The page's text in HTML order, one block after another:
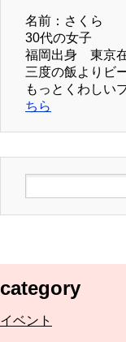
名前：さくら
30代の女子
福岡出身 東京
三度の飯よりビ
もっとくわしい
ちら
category
イベント